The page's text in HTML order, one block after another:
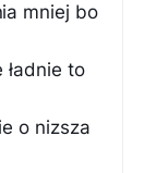
mniej bo
ładnie to
o nizsza